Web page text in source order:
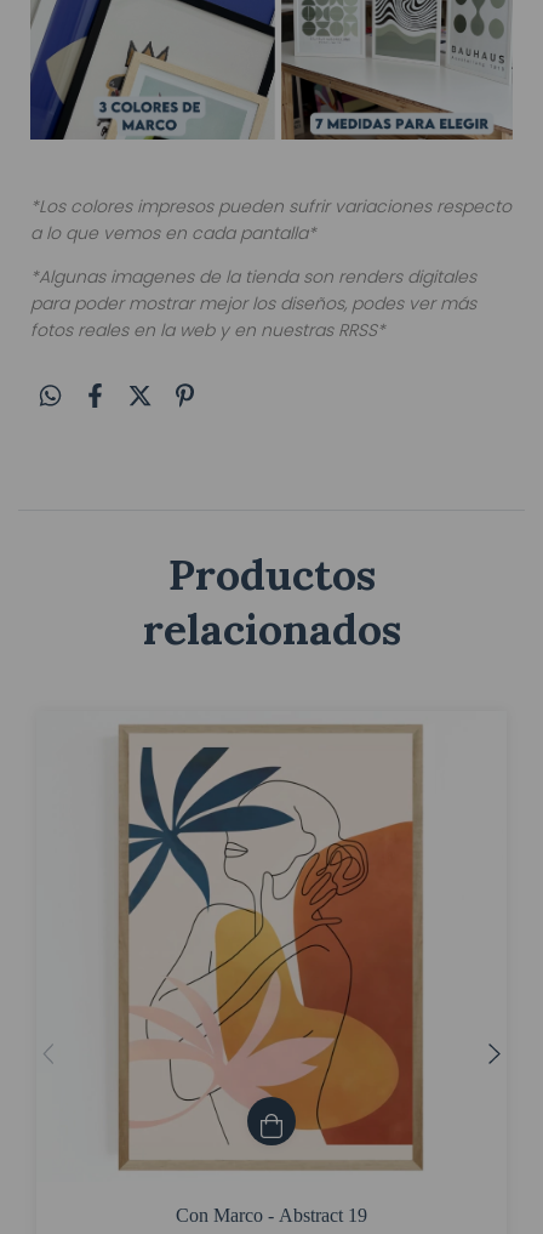
*Los colores impresos pueden sufrir variaciones respecto
a lo que vemos en cada pantalla*
*Algunas imagenes de la tienda son renders digitales
para poder mostrar mejor los diseños, podes ver más
fotos reales en la web y en nuestras RRSS*
Productos
relacionados
Con Marco - Abstract 19